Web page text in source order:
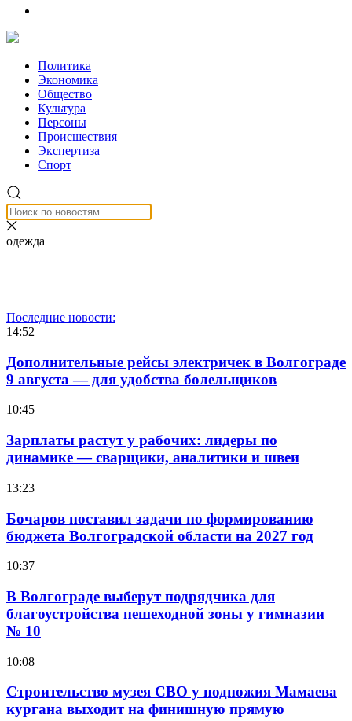
Политика
Экономика
Общество
Культура
Персоны
Происшествия
Экспертиза
Спорт
одежда
Последние новости:
14:52
Дополнительные рейсы электричек в Волгограде
9 августа — для удобства болельщиков
10:45
Зарплаты растут у рабочих: лидеры по
динамике — сварщики, аналитики и швеи
13:23
Бочаров поставил задачи по формированию
бюджета Волгоградской области на 2027 год
10:37
В Волгограде выберут подрядчика для
благоустройства пешеходной зоны у гимназии
№ 10
10:08
Строительство музея СВО у подножия Мамаева
кургана выходит на финишную прямую